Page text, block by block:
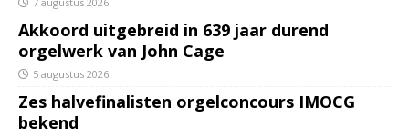
Akkoord uitgebreid in 639 jaar durend
orgelwerk van John Cage
5 augustus 2026
Zes halvefinalisten orgelconcours IMOCG
bekend